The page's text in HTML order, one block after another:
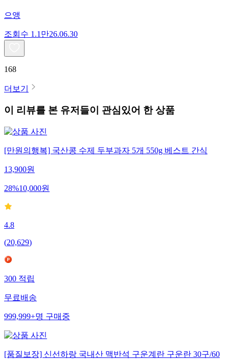
으앵
조회수 1.1만26.06.30
168
더보기
이 리뷰를 본 유저들이 관심있어 한 상품
[만원의행복] 국산콩 수제 두부과자 5개 550g 베스트 간식
13,900원
28%10,000원
4.8
(20,629)
300 적립
무료배송
999,999+명 구매중
[품질보장] 신선하랑 국내산 맥반석 구운계란 구운란 30구/60